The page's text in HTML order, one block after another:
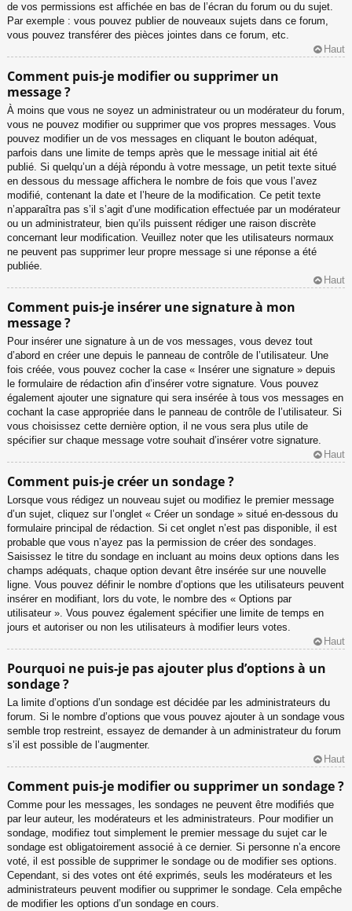
de vos permissions est affichée en bas de l’écran du forum ou du sujet.
Par exemple : vous pouvez publier de nouveaux sujets dans ce forum,
vous pouvez transférer des pièces jointes dans ce forum, etc.
Haut
Comment puis-je modifier ou supprimer un
message ?
À moins que vous ne soyez un administrateur ou un modérateur du forum,
vous ne pouvez modifier ou supprimer que vos propres messages. Vous
pouvez modifier un de vos messages en cliquant le bouton adéquat,
parfois dans une limite de temps après que le message initial ait été
publié. Si quelqu’un a déjà répondu à votre message, un petit texte situé
en dessous du message affichera le nombre de fois que vous l’avez
modifié, contenant la date et l’heure de la modification. Ce petit texte
n’apparaîtra pas s’il s’agit d’une modification effectuée par un modérateur
ou un administrateur, bien qu’ils puissent rédiger une raison discrète
concernant leur modification. Veuillez noter que les utilisateurs normaux
ne peuvent pas supprimer leur propre message si une réponse a été
publiée.
Haut
Comment puis-je insérer une signature à mon
message ?
Pour insérer une signature à un de vos messages, vous devez tout
d’abord en créer une depuis le panneau de contrôle de l’utilisateur. Une
fois créée, vous pouvez cocher la case « Insérer une signature » depuis
le formulaire de rédaction afin d’insérer votre signature. Vous pouvez
également ajouter une signature qui sera insérée à tous vos messages en
cochant la case appropriée dans le panneau de contrôle de l’utilisateur. Si
vous choisissez cette dernière option, il ne vous sera plus utile de
spécifier sur chaque message votre souhait d’insérer votre signature.
Haut
Comment puis-je créer un sondage ?
Lorsque vous rédigez un nouveau sujet ou modifiez le premier message
d’un sujet, cliquez sur l’onglet « Créer un sondage » situé en-dessous du
formulaire principal de rédaction. Si cet onglet n’est pas disponible, il est
probable que vous n’ayez pas la permission de créer des sondages.
Saisissez le titre du sondage en incluant au moins deux options dans les
champs adéquats, chaque option devant être insérée sur une nouvelle
ligne. Vous pouvez définir le nombre d’options que les utilisateurs peuvent
insérer en modifiant, lors du vote, le nombre des « Options par
utilisateur ». Vous pouvez également spécifier une limite de temps en
jours et autoriser ou non les utilisateurs à modifier leurs votes.
Haut
Pourquoi ne puis-je pas ajouter plus d’options à un
sondage ?
La limite d’options d’un sondage est décidée par les administrateurs du
forum. Si le nombre d’options que vous pouvez ajouter à un sondage vous
semble trop restreint, essayez de demander à un administrateur du forum
s’il est possible de l’augmenter.
Haut
Comment puis-je modifier ou supprimer un sondage ?
Comme pour les messages, les sondages ne peuvent être modifiés que
par leur auteur, les modérateurs et les administrateurs. Pour modifier un
sondage, modifiez tout simplement le premier message du sujet car le
sondage est obligatoirement associé à ce dernier. Si personne n’a encore
voté, il est possible de supprimer le sondage ou de modifier ses options.
Cependant, si des votes ont été exprimés, seuls les modérateurs et les
administrateurs peuvent modifier ou supprimer le sondage. Cela empêche
de modifier les options d’un sondage en cours.